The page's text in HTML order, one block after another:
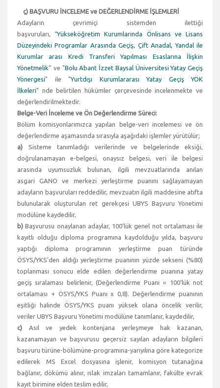
ç) BAŞVURU İNCELEME ve DEĞERLENDİRME İŞLEMLERİ
Adayların çevrimiçi sistemden ilettiği
başvuruları, “Yükseköğretim Kurumlarında Önlisans ve Lisans
Düzeyindeki Programlar Arasında Geçiş, Çift Anadal, Yandal ile
Kurumlar arası Kredi Transferi Yapılması Esaslarına İlişkin
Yönetmelik” ve "Bolu Abant İzzet Baysal Üniversitesi Yatay Geçiş
Yönergesi" ile "Yurtdışı Kurumlararası Yatay Geçiş YÖK
İlkeleri" nde belirtilen hükümler çerçevesinde incelenmekte ve
değerlendirilmektedir.
Belge-Veri İnceleme ve Ön Değerlendirme Süreci:
Bölüm komisyonlarımızca yapılan belge-veri incelemesi ve ön
değerlendirme aşamasında sırasıyla aşağıdaki işlemler yürütülür;
a) Sisteme tanımladığı verilerinde ve belgelerinde eksiği,
doğrulanamayan e-belgesi, onaysız belgesi, veri ile belgesi
arasında uyumsuzluk bulunan, ilgili mevzuatlarında anılan
asgari GANO ve merkezi yerleştirme puanını sağlayamayan
adayların başvuruları reddedilir, mevzuatın ilgili maddesine atıfta
bulunularak oluşturulan ret gerekçesi UBYS Başvuru Yönetimi
modülüne kaydedilir,
b) Başvurusu onaylanan adaylar, 100’lük genel not ortalaması ile
kayıtlı olduğu diploma programına kaydolduğu yılda, başvuru
yaptığı diploma programının yerleştirme puan türünde
ÖSYS/YKS’den aldığı yerleştirme puanının yüzde sekseni (%80)
toplanması sonucu elde edilen değerlendirme puanına yatay
geçiş sıralaması belirlenir, (Değerlendirme Puanı = 100’lük not
ortalaması + ÖSYS/YKS Puanı x 0,8). Değerlendirme puanının
eşitliği halinde ÖSYS/YKS puanı yüksek olana öncelik verilir,
veriler UBYS Başvuru Yönetimi modülüne tanımlanır, kaydedilir,
c) Asıl ve yedek kontenjana yerleşmeye hak kazanan,
kazanamayan ve başvurusu geçersiz sayılan adayların bilgileri
başvuru türüne-bölümüne-programına-yarıyılına göre kategorize
edilerek MS Excel dosyasına işlenir, komisyon tutanağına
bağlanır, dökümü alınır, ıslak imzaları tamamlanır, fakülte evrak
kayıt birimine elden teslim edilir,